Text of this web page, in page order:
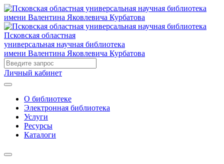
Псковская областная
универсальная научная библиотека
имени Валентина Яковлевича Курбатова
Личный кабинет
О библиотеке
Электронная библиотека
Услуги
Ресурсы
Каталоги